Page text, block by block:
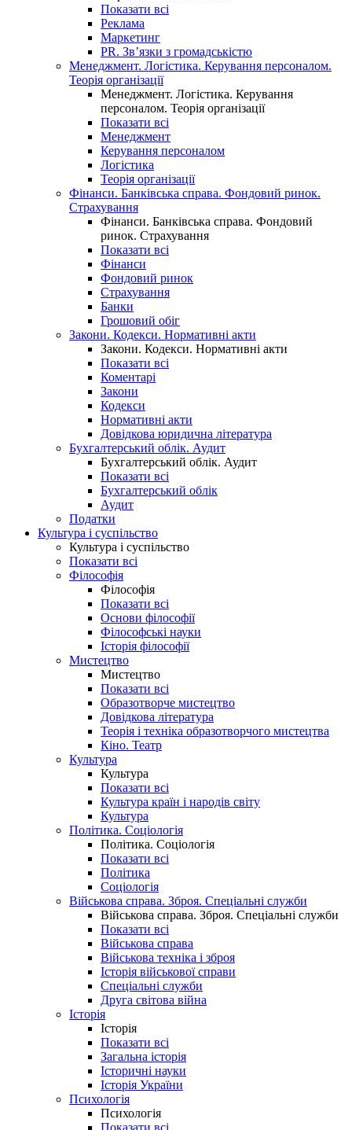
Показати всі
Реклама
Маркетинг
PR. Зв’язки з громадськістю
Менеджмент. Логістика. Керування персоналом.
Теорія організації
Менеджмент. Логістика. Керування
персоналом. Теорія організації
Показати всі
Менеджмент
Керування персоналом
Логістика
Теорія організації
Фінанси. Банківська справа. Фондовий ринок.
Страхування
Фінанси. Банківська справа. Фондовий
ринок. Страхування
Показати всі
Фінанси
Фондовий ринок
Страхування
Банки
Грошовий обіг
Закони. Кодекси. Нормативні акти
Закони. Кодекси. Нормативні акти
Показати всі
Коментарі
Закони
Кодекси
Нормативні акти
Довідкова юридична література
Бухгалтерський облік. Аудит
Бухгалтерський облік. Аудит
Показати всі
Бухгалтерський облік
Аудит
Податки
Культура і суспільство
Культура і суспільство
Показати всі
Філософія
Філософія
Показати всі
Основи філософії
Філософські науки
Історія філософії
Мистецтво
Мистецтво
Показати всі
Образотворче мистецтво
Довідкова література
Теорія і техніка образотворчого мистецтва
Кіно. Театр
Культура
Культура
Показати всі
Культура країн і народів світу
Культура
Політика. Соціологія
Політика. Соціологія
Показати всі
Політика
Соціологія
Військова справа. Зброя. Спеціальні служби
Військова справа. Зброя. Спеціальні служби
Показати всі
Військова справа
Військова техніка і зброя
Історія військової справи
Спеціальні служби
Друга світова війна
Історія
Історія
Показати всі
Загальна історія
Історичні науки
Історія України
Психологія
Психологія
Показати всі